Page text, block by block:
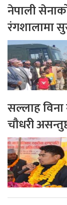
नेपाली
रंगशालामा
सल्लाह विना
चौधरी